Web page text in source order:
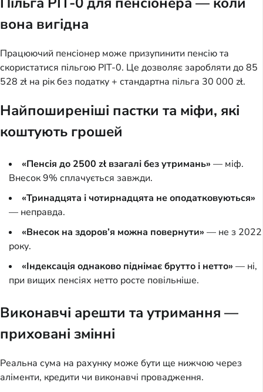
вона вигідна
Працюючий пенсіонер може призупинити пенсію та
скористатися пільгою PIT-0. Це дозволяє заробляти до 85
528 zł на рік без податку + стандартна пільга 30 000 zł.
Найпоширеніші пастки та міфи, які
коштують грошей
«Пенсія до 2500 zł взагалі без утримань» — міф.
Внесок 9% сплачується завжди.
«Тринадцята і чотирнадцята не оподатковуються»
— неправда.
«Внесок на здоров’я можна повернути» — не з 2022
року.
«Індексація однаково піднімає брутто і нетто» — ні,
при вищих пенсіях нетто росте повільніше.
Виконавчі арешти та утримання —
приховані змінні
Реальна сума на рахунку може бути ще нижчою через
аліменти, кредити чи виконавчі провадження.